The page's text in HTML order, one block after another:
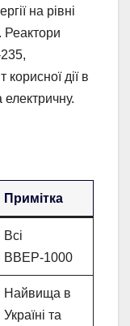
на рівні
дії в
електричну.
Примітка
Всі
ВВЕР-1000
Найвища в
Україні та